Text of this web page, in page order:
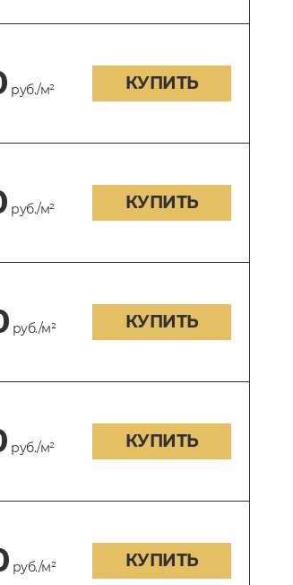
руб./м² КУПИТЬ
руб./м² КУПИТЬ
руб./м² КУПИТЬ
руб./м² КУПИТЬ
руб./м² КУПИТЬ